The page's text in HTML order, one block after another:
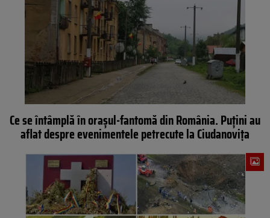
Ce se întâmplă în orașul-fantomă din România. Puțini au
aflat despre evenimentele petrecute la Ciudanovița